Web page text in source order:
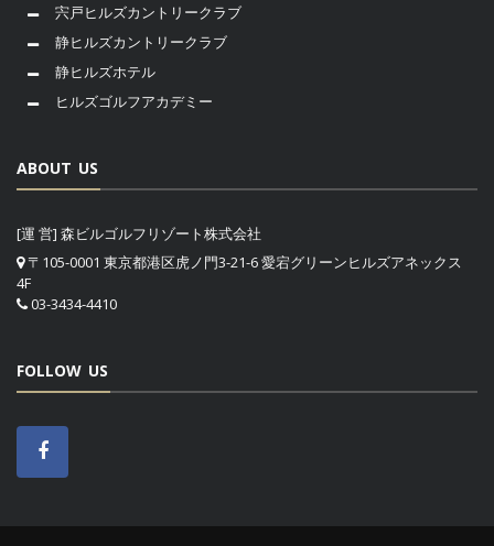
宍戸ヒルズカントリークラブ
静ヒルズカントリークラブ
静ヒルズホテル
ヒルズゴルフアカデミー
ABOUT US
[運 営] 森ビルゴルフリゾート株式会社
〒105-0001 東京都港区虎ノ門3-21-6 愛宕グリーンヒルズアネックス
4F
03-3434-4410
FOLLOW US